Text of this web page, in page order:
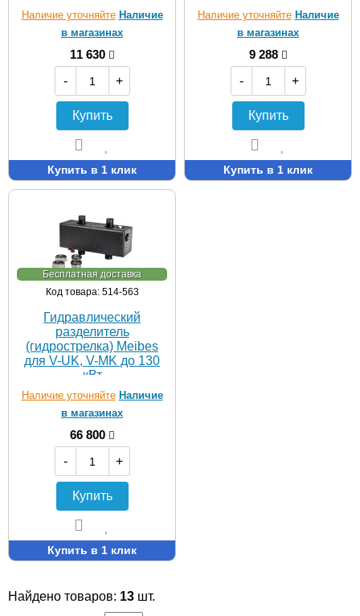
Наличие уточняйте Наличие
в магазинах
11 630
-
+
Купить
Купить в 1 клик
Наличие уточняйте Наличие
в магазинах
9 288
-
+
Купить
Купить в 1 клик
Бесплатная доставка
Код товара: 514-563
Гидравлический
разделитель
(гидрострелка) Meibes
для V-UK, V-MK до 130
кВт
Наличие уточняйте Наличие
в магазинах
66 800
-
+
Купить
Купить в 1 клик
Найдено товаров: 13 шт.